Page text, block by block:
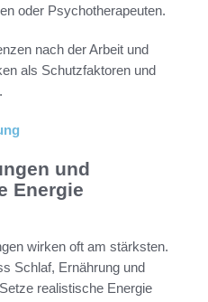
oder Psychotherapeuten.
nach der Arbeit und
als Schutzfaktoren und
und
Energie
wirken oft am stärksten.
Schlaf, Ernährung und
realistische Energie